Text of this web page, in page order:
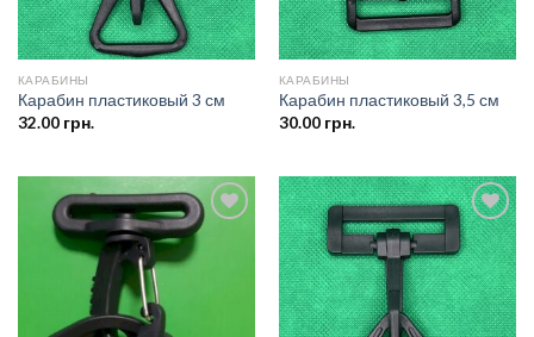
КАРАБИНЫ
Карабин пластиковый 3 см
32.00грн.
КАРАБИНЫ
Карабин пластиковый 3,5 см
30.00грн.
Добавить
в список
желаний
Добавить
в список
желаний